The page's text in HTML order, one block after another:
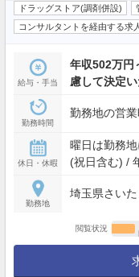
ドラッグストア(調剤併設)
コンサルタントを経由する求人
給与・手当
年収502万円
慮して決定
勤務時間
勤務地の営
休日・休暇
曜日は勤務
(祝日含む) /
勤務地
埼玉県さい
閲覧状況